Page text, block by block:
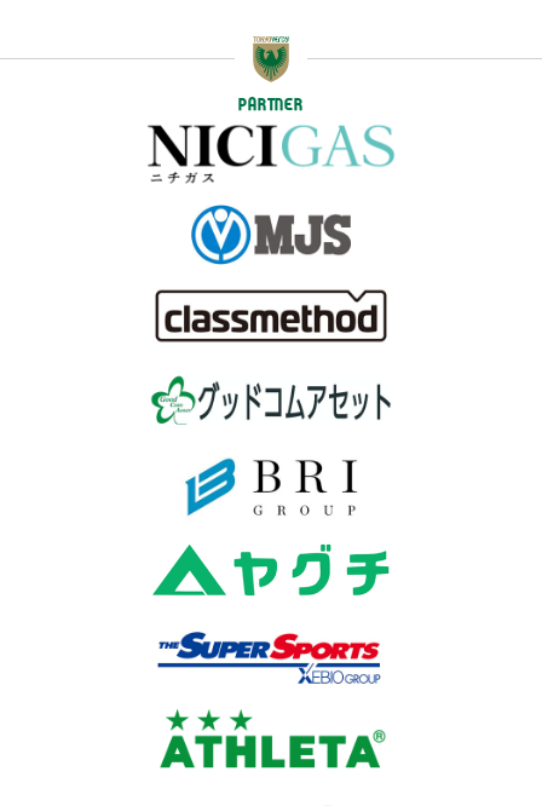
を放つも、マテウスにセーブされる
この試合1本目のCKを獲得する
左サイドからのCKを獲得。キッカーのMサヴィオが
ボールを蹴り込むも、福田にクリアされてしまう
こぼれ球に反応した松尾がペナルティエリア中央か
ら右足で枠内にシュートを放つも、谷口にブロック
直近15分のポゼッション:浦和:64%、東京V:36%
右サイドから石原がドリブルで前進。そのまま持ち
運んでクロスを供給するが、山見にブロックされる
右サイドからMサヴィオがクロスを入れるも、平川
にクリアされる。最後はこぼれ球に反応した渡邊が
ペナルティエリア中央から右足でゴール右上に決め
木村がオフサイドを取られ、相手ボールとなる
PARTNER